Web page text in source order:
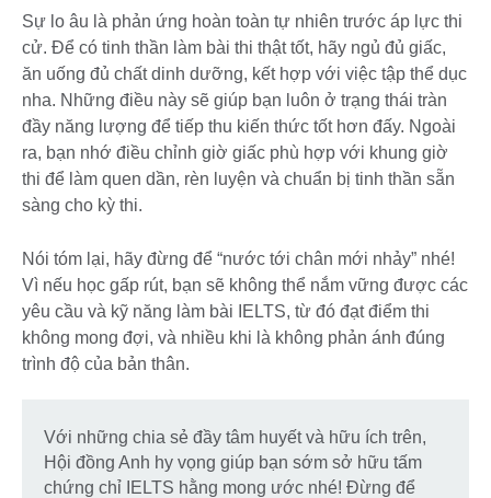
Sự lo âu là phản ứng hoàn toàn tự nhiên trước áp lực thi
cử. Để có tinh thần làm bài thi thật tốt, hãy ngủ đủ giấc,
ăn uống đủ chất dinh dưỡng, kết hợp với việc tập thể dục
nha. Những điều này sẽ giúp bạn luôn ở trạng thái tràn
đầy năng lượng để tiếp thu kiến thức tốt hơn đấy. Ngoài
ra, bạn nhớ điều chỉnh giờ giấc phù hợp với khung giờ
thi để làm quen dần, rèn luyện và chuẩn bị tinh thần sẵn
sàng cho kỳ thi.
Nói tóm lại, hãy đừng để “nước tới chân mới nhảy” nhé!
Vì nếu học gấp rút, bạn sẽ không thể nắm vững được các
yêu cầu và kỹ năng làm bài IELTS, từ đó đạt điểm thi
không mong đợi, và nhiều khi là không phản ánh đúng
trình độ của bản thân.
Với những chia sẻ đầy tâm huyết và hữu ích trên,
Hội đồng Anh hy vọng giúp bạn sớm sở hữu tấm
chứng chỉ IELTS hằng mong ước nhé! Đừng để